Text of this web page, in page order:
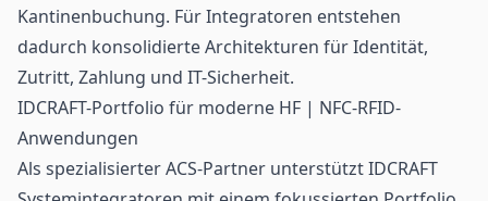
Kantinenbuchung. Für Integratoren entstehen
dadurch konsolidierte Architekturen für Identität,
Zutritt, Zahlung und IT-Sicherheit.
IDCRAFT-Portfolio für moderne HF | NFC-RFID-
Anwendungen
Als spezialisierter ACS-Partner unterstützt IDCRAFT